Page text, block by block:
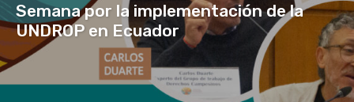
Semana por la implementación de la
UNDROP en Ecuador